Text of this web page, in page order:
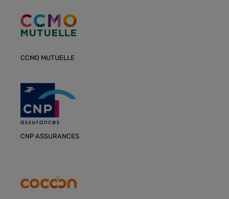
CCMO MUTUELLE
CNP ASSURANCES